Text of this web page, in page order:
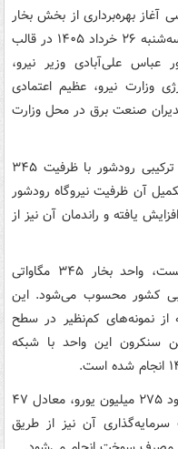
آغاز بهره‌برداری از بخش بخار
نیروگاه سیکل ترکیبی رودشور صبح امروز سه‌شنبه ۲۶ خرداد ۱۴۰۵ در قالب
علی‌آبادی وزیر نیرو،
نیرو، عظیم اعتمادی
صنعت برق در محل وزارت
در این مراسم، بخش بخار نیروگاه سیکل ترکیبی رودشور با ظرفیت ۳۴۵
آن ظرفیت نیروگاه رودشور
یک‌هزار و ۱۳۵ مگاوات افزایش یافته و راندمان آن نیز از
بر اساس اطلاعات ارائه‌شده در این نشست، واحد بخار ۳۴۵ مگاواتی
کشور محسوب می‌شود. این
طراحی شده که از نمونه‌های کم‌نظیر در سطح
سنکرون این واحد با شبکه
هزینه احداث این پروژه در بخش EPC حدود ۲۷۵ میلیون یورو، معادل ۴۷
سرمایه‌گذاری آن نیز از طریق